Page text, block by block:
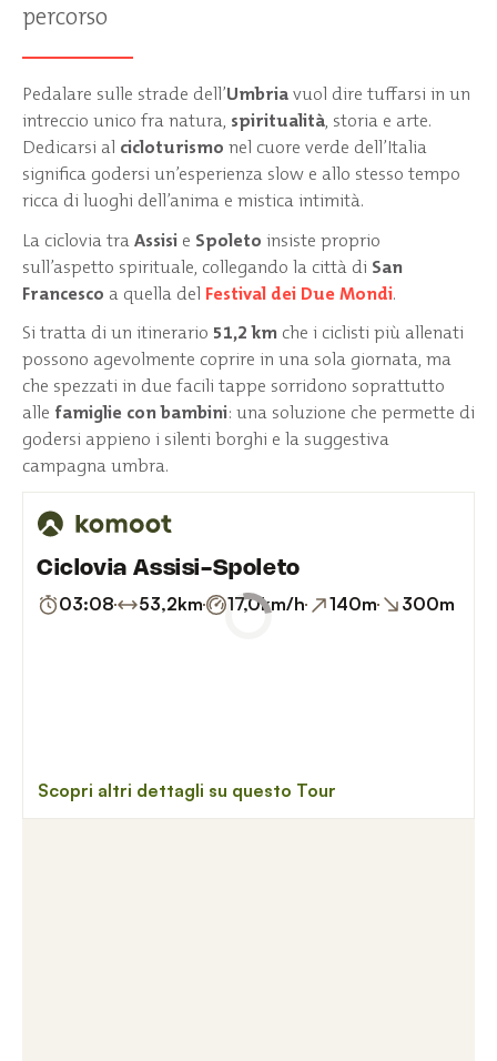
percorso
Pedalare sulle strade dell’Umbriavuol dire tuffarsi in un
intreccio unico fra natura, spiritualità, storia e arte.
Dedicarsi al cicloturismo nel cuore verde dell’Italia
significa godersi un’esperienza slow e allo stesso tempo
ricca di luoghi dell’anima e mistica intimità.
La ciclovia traAssisi e Spoleto insiste proprio
sull’aspetto spirituale, collegando la città di San
Francesco a quella del Festival dei Due Mondi.
Si tratta di un itinerario 51,2 km che i ciclisti più allenati
possono agevolmente coprire in una sola giornata, ma
che spezzati in due facili tappe sorridono soprattutto
alle famiglie con bambini: una soluzione che permette di
godersi appieno i silenti borghi e la suggestiva
campagna umbra.